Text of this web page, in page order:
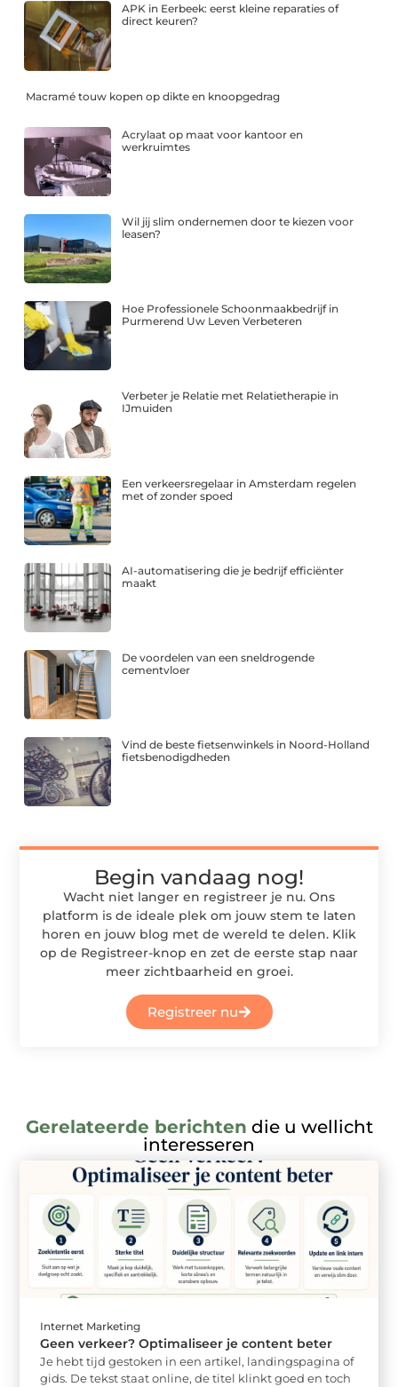
APK in Eerbeek: eerst kleine reparaties of
direct keuren?
Macramé touw kopen op dikte en knoopgedrag
Acrylaat op maat voor kantoor en
werkruimtes
Wil jij slim ondernemen door te kiezen voor
leasen?
Hoe Professionele Schoonmaakbedrijf in
Purmerend Uw Leven Verbeteren
Verbeter je Relatie met Relatietherapie in
IJmuiden
Een verkeersregelaar in Amsterdam regelen
met of zonder spoed
AI-automatisering die je bedrijf efficiënter
maakt
De voordelen van een sneldrogende
cementvloer
Vind de beste fietsenwinkels in Noord-Holland
fietsbenodigdheden
Begin vandaag nog!
Wacht niet langer en registreer je nu. Ons
platform is de ideale plek om jouw stem te laten
horen en jouw blog met de wereld te delen. Klik
op de Registreer-knop en zet de eerste stap naar
meer zichtbaarheid en groei.
Registreer nu
Gerelateerde berichten die u wellicht
interesseren
Internet Marketing
Geen verkeer? Optimaliseer je content beter
Je hebt tijd gestoken in een artikel, landingspagina of
gids. De tekst staat online, de titel klinkt goed en toch